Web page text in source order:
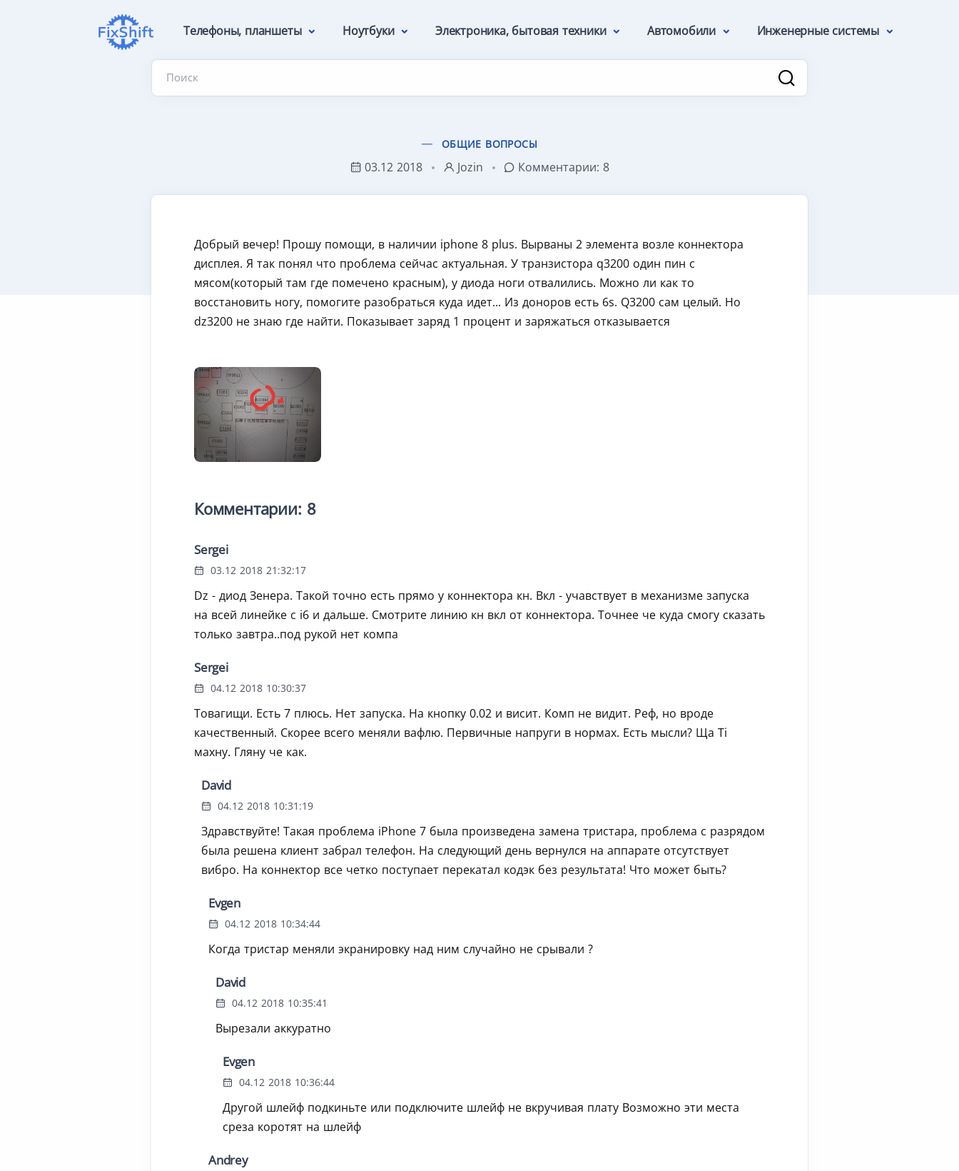
Телефоны, планшеты Ноутбуки Электроника, бытовая техники Автомобили Инженерные системы
Поиск
ОБЩИЕ ВОПРОСЫ
03.12 2018 Jozin Комментарии: 8
Добрый вечер! Прошу помощи, в наличии iphone 8 plus. Вырваны 2 элемента возле коннектора
дисплея. Я так понял что проблема сейчас актуальная. У транзистора q3200 один пин с
мясом(который там где помечено красным), у диода ноги отвалились. Можно ли как то
восстановить ногу, помогите разобраться куда идет... Из доноров есть 6s. Q3200 сам целый. Но
dz3200 не знаю где найти. Показывает заряд 1 процент и заряжаться отказывается
Комментарии: 8
Sergei
03.12 2018 21:32:17
Dz - диод Зенера. Такой точно есть прямо у коннектора кн. Вкл - учавствует в механизме запуска
на всей линейке с i6 и дальше. Смотрите линию кн вкл от коннектора. Точнее че куда смогу сказать
только завтра..под рукой нет компа
Sergei
04.12 2018 10:30:37
Товагищи. Есть 7 плюсь. Нет запуска. На кнопку 0.02 и висит. Комп не видит. Реф, но вроде
качественный. Скорее всего меняли вафлю. Первичные напруги в нормах. Есть мысли? Ща Ti
махну. Гляну че как.
David
04.12 2018 10:31:19
Здравствуйте! Такая проблема iPhone 7 была произведена замена тристара, проблема с разрядом
была решена клиент забрал телефон. На следующий день вернулся на аппарате отсутствует
вибро. На коннектор все четко поступает перекатал кодэк без результата! Что может быть?
Evgen
04.12 2018 10:34:44
Когда тристар меняли экранировку над ним случайно не срывали ?
David
04.12 2018 10:35:41
Вырезали аккуратно
Evgen
04.12 2018 10:36:44
Другой шлейф подкиньте или подключите шлейф не вкручивая плату Возможно эти места
среза коротят на шлейф
Andrey